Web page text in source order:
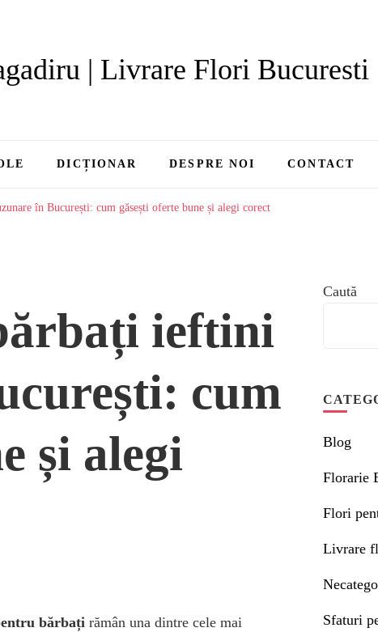
| Livrare Flori Bucuresti
DICȚIONAR DESPRE NOI CONTACT
în București: cum găsești oferte bune și alegi corect
ieftini
cum
și alegi
bărbați rămân una dintre cele mai
Caută
Blog
Florarie
Flori
Livrare
Sfaturi